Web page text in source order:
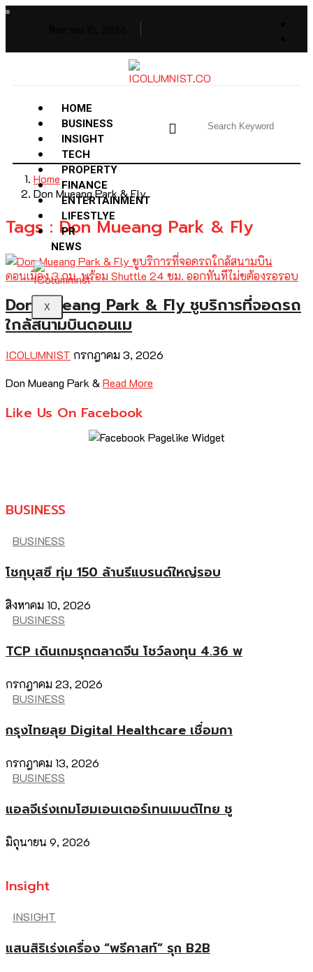
HOME
BUSINESS
INSIGHT
TECH
PROPERTY
FINANCE
ENTERTAINMENT
LIFESTLYE
PR
NEWS
X
Home
Don Mueang Park & Fly
Tags : Don Mueang Park & Fly
Don Mueang Park & Fly ชูบริการที่จอดรถ
ใกล้สนามบินดอนเม
ICOLUMNIST กรกฎาคม 3, 2026
Don Mueang Park &Read More
Like Us On Facebook
BUSINESS
BUSINESS
โชกุบุสซึ ทุ่ม 150 ล้านรีแบรนด์ใหญ่รอบ
สิงหาคม 10, 2026
BUSINESS
TCP เดินเกมรุกตลาดจีน โชว์ลงทุน 4.36 พ
กรกฎาคม 23, 2026
BUSINESS
กรุงไทยลุย Digital Healthcare เชื่อมกา
กรกฎาคม 13, 2026
BUSINESS
แอลจีเร่งเกมโฮมเอนเตอร์เทนเมนต์ไทย ชู
มิถุนายน 9, 2026
Insight
INSIGHT
แสนสิริเร่งเครื่อง “พรีคาสท์” รุก B2B